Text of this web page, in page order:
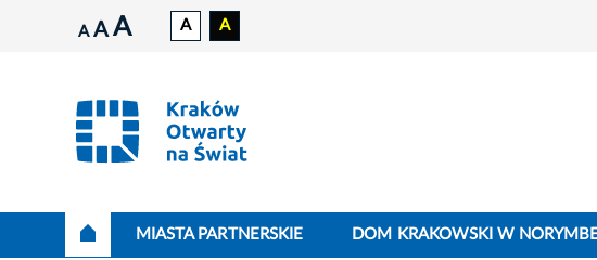
A A A A A
MIASTA PARTNERSKIE DOM KRAKOWSKI W